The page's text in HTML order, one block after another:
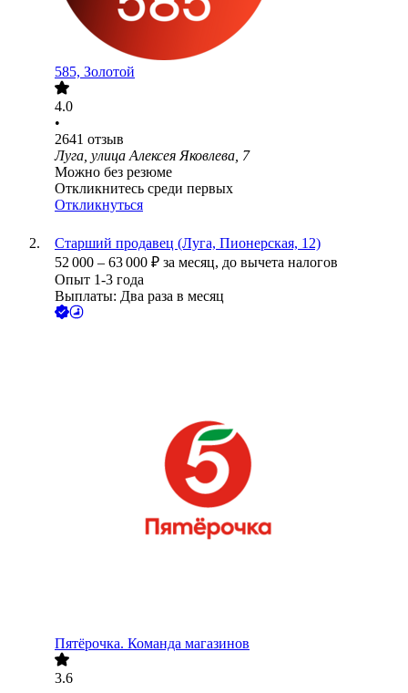
585, Золотой
4.0
•
2641 отзыв
Луга, улица Алексея Яковлева, 7
Можно без резюме
Откликнитесь среди первых
Откликнуться
Старший продавец (Луга, Пионерская, 12)
52 000 – 63 000 ₽ за месяц, до вычета налогов
Опыт 1-3 года
Выплаты: Два раза в месяц
Пятёрочка. Команда магазинов
3.6